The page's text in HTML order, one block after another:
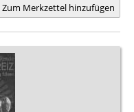
Zum Merkzettel hinzufügen